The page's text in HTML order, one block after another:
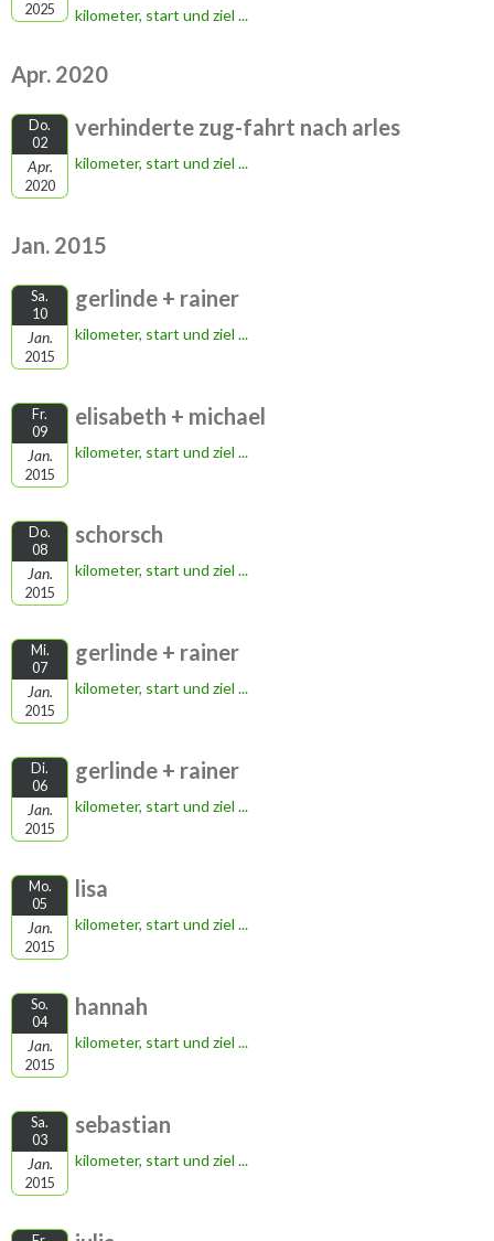
2025
kilometer, start und ziel ...
Apr. 2020
Do.
02
Apr.
2020
verhinderte zug-fahrt nach arles
kilometer, start und ziel ...
Jan. 2015
Sa.
10
Jan.
2015
gerlinde + rainer
kilometer, start und ziel ...
Fr.
09
Jan.
2015
elisabeth + michael
kilometer, start und ziel ...
Do.
08
Jan.
2015
schorsch
kilometer, start und ziel ...
Mi.
07
Jan.
2015
gerlinde + rainer
kilometer, start und ziel ...
Di.
06
Jan.
2015
gerlinde + rainer
kilometer, start und ziel ...
Mo.
05
Jan.
2015
lisa
kilometer, start und ziel ...
So.
04
Jan.
2015
hannah
kilometer, start und ziel ...
Sa.
03
Jan.
2015
sebastian
kilometer, start und ziel ...